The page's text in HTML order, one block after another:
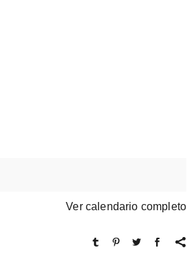
Ver calendario completo